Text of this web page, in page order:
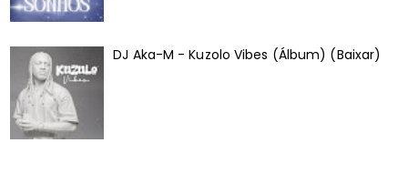
DJ Aka-M - Kuzolo Vibes (Álbum) (Baixar)